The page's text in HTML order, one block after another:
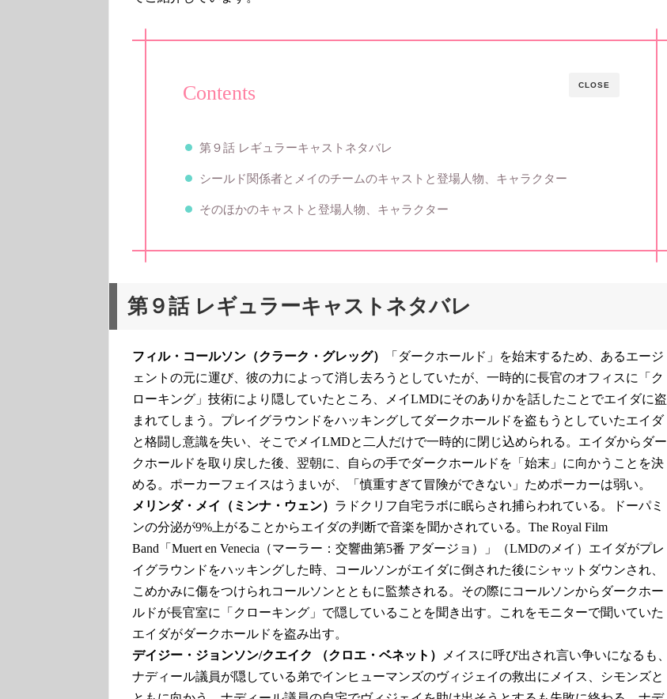
CLOSE
Contents
第９話 レギュラーキャストネタバレ
シールド関係者とメイのチームのキャストと登場人物、キャラクター
そのほかのキャストと登場人物、キャラクター
第９話 レギュラーキャストネタバレ
フィル・コールソン（クラーク・グレッグ）
「ダークホールド」を始末するため、あるエージ
ェントの元に運び、彼の力によって消し去ろうとしていたが、一時的に長官のオフィスに「ク
ローキング」技術により隠していたところ、メイLMDにそのありかを話したことでエイダに盗
まれてしまう。プレイグラウンドをハッキングしてダークホールドを盗もうとしていたエイダ
と格闘し意識を失い、そこでメイLMDと二人だけで一時的に閉じ込められる。エイダからダー
クホールドを取り戻した後、翌朝に、自らの手でダークホールドを「始末」に向かうことを決
める。ポーカーフェイスはうまいが、「慎重すぎて冒険ができない」ためポーカーは弱い。
メリンダ・メイ（ミンナ・ウェン） ラドクリフ自宅ラボに眠らされ捕らわれている。ドーパミ
ンの分泌が9%上がることからエイダの判断で音楽を聞かされている。The Royal Film
Band「Muert en Venecia（マーラー：交響曲第5番 アダージョ）」（LMDのメイ）エイダがプレ
イグラウンドをハッキングした時、コールソンがエイダに倒された後にシャットダウンされ、
こめかみに傷をつけられコールソンとともに監禁される。その際にコールソンからダークホー
ルドが長官室に「クローキング」で隠していることを聞き出す。これをモニターで聞いていた
エイダがダークホールドを盗み出す。
デイジー・ジョンソン/クエイク （クロエ・ベネット）
メイスに呼び出され言い争いになるも、
ナディール議員が隠している弟でインヒューマンズのヴィジェイの救出にメイス、シモンズと